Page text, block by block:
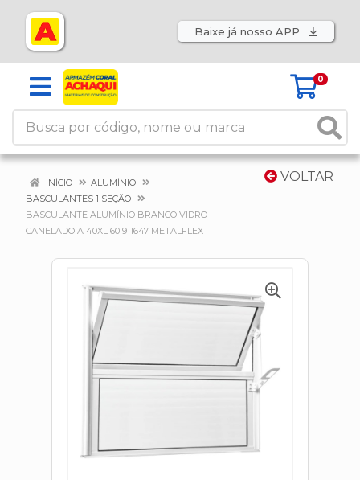
Baixe já nosso APP
0
VOLTAR
INÍCIO
ALUMÍNIO
BASCULANTES 1 SEÇÃO
BASCULANTE ALUMÍNIO BRANCO VIDRO
CANELADO A 40XL 60 911647 METALFLEX